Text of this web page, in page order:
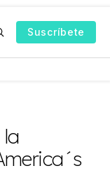
Suscríbete